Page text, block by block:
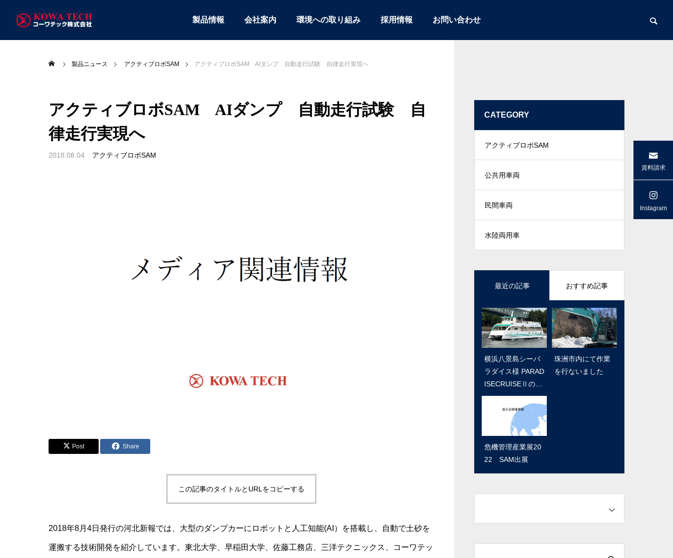
製品情報 会社案内 環境への取り組み 採用情報 お問い合わせ
製品ニュース アクティブロボSAM アクティブロボSAM AIダンプ 自動走行試験 自律走行実現へ
アクティブロボSAM AIダンプ 自動走行試験 自
律走行実現へ
2018.08.04 アクティブロボSAM
Post Share
この記事のタイトルとURLをコピーする
2018年8月4日発行の河北新報では、大型のダンプカーにロボットと人工知能(AI）を搭載し、自動で土砂を
運搬する技術開発を紹介しています。東北大学、早稲田大学、佐藤工務店、三洋テクニックス、コーワテッ
CATEGORY
アクティブロボSAM
公共用車両
民間車両
水陸両用車
最近の記事 おすすめ記事
横浜八景島シーパ
ラダイス様 PARAD
ISECRUISEⅡのお
披露目
珠洲市内にて作業
を行ないました
危機管理産業展20
22 SAM出展
テクニカルショウ
ヨコハマ2020 コ
ーワテック㈱
いよいよ明日か
ら！「中小企業 新
水陸両用バス（中
型）動画のご紹介
資料請求
Instagram